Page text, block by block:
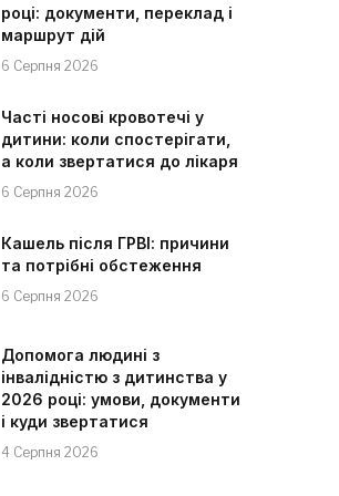
році: документи, переклад і
маршрут дій
6 Серпня 2026
Часті носові кровотечі у
дитини: коли спостерігати,
а коли звертатися до лікаря
6 Серпня 2026
Кашель після ГРВІ: причини
та потрібні обстеження
6 Серпня 2026
Допомога людині з
інвалідністю з дитинства у
2026 році: умови, документи
і куди звертатися
4 Серпня 2026